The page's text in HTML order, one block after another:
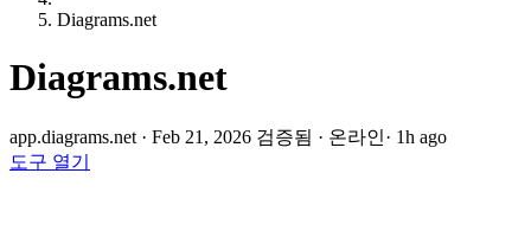
Diagrams.net
Diagrams.net
app.diagrams.net · Feb 21, 2026 검증됨 · 온라인· 1h ago
도구 열기